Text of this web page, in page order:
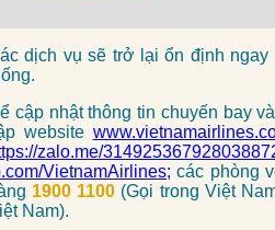
dịch vụ sẽ trở lại ổn định
cập nhật thông tin chuyến bay
website
zalo.me/
VietnamAirlines; các phòng
1900 1100 (Gọi trong Việt
Nam).